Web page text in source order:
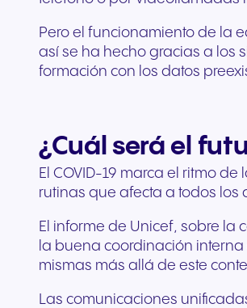
Pero el funcionamiento de la
así se ha hecho gracias a los
formación con los datos
¿Cuál será el
El COVID-19 marca el ritmo
rutinas que afecta a todos los
El informe de Unicef, sobre
la buena coordinación
mismas más allá de este
Las comunicaciones